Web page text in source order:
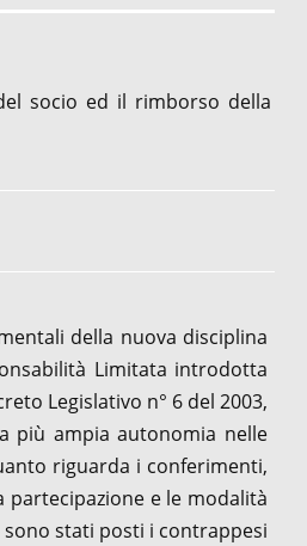
socio ed il rimborso della
della nuova disciplina
Limitata introdotta
Legislativo n° 6 del 2003,
più ampia autonomia nelle
riguarda i conferimenti,
e le modalità
stati posti i contrappesi